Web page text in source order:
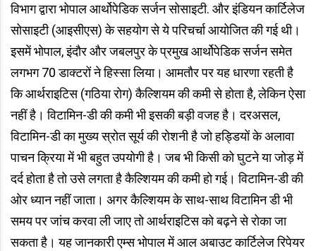
विभाग द्वारा भोपाल आर्थोपेडिक सर्जन सोसाइटी. और इंडियन कार्टिलेज
सोसाइटी (आइसीएस) के सहयोग से ये परिचर्चा आयोजित की गई थी।
इसमें भोपाल, इंदौर और जबलपुर के प्रमुख आर्थोपेडिक सर्जन समेत
लगभग 70 डाक्टरों ने हिस्सा लिया। आमतौर पर यह धारणा रहती है
कि आर्थराइटिस (गठिया रोग) कैल्शियम की कमी से होता है, लेकिन ऐसा
नहीं है। विटामिन-डी की कमी भी इसकी बड़ी वजह है। दरअसल,
विटामिन-डी का मुख्य स्रोत सूर्य की रोशनी है जो हड्डियों के अलावा
पाचन क्रिया में भी बहुत उपयोगी है। जब भी किसी को घुटने या जोड़ में
दर्द होता है तो उसे लगता है कैल्शियम की कमी हो गई। विटामिन-डी की
ओर ध्यान नहीं जाता। अगर कैल्शियम के साथ-साथ विटामिन डी भी
समय पर जांच करवा ली जाए तो आर्थराइटिस को बढ़ने से रोका जा
सकता है। यह जानकारी एम्स भोपाल में आल अबाउट कार्टिलेज रिपेयर